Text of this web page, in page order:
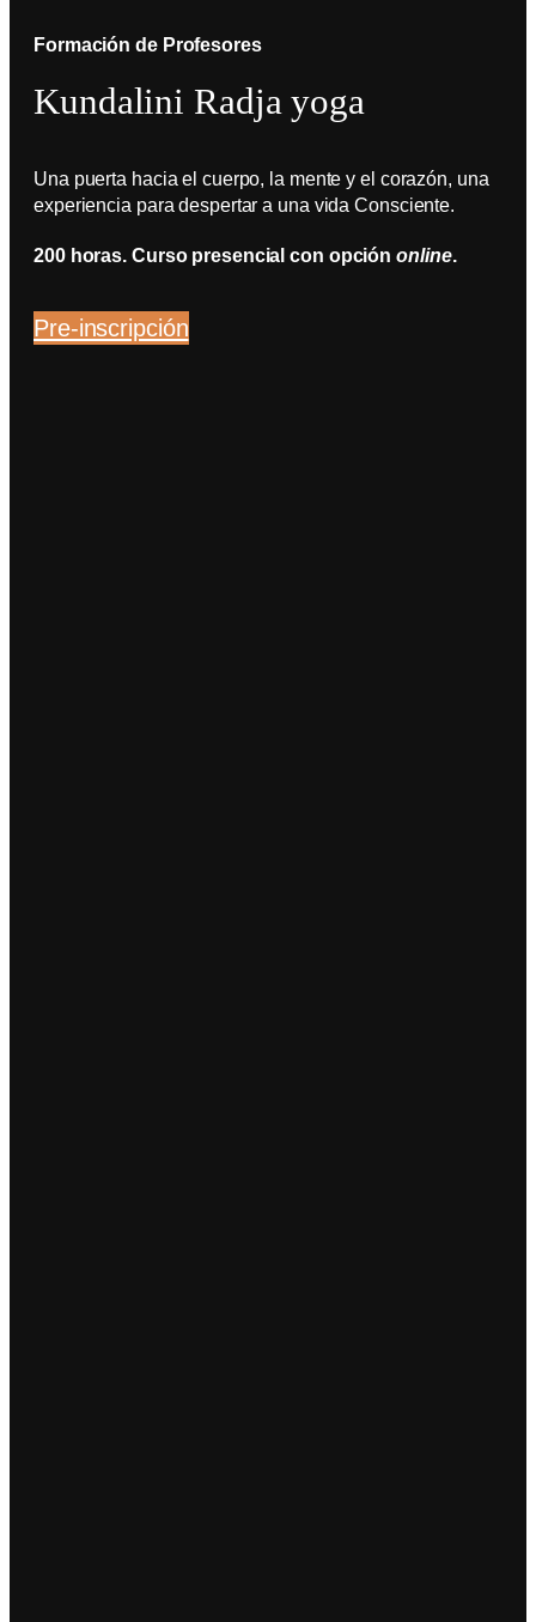
Formación de Profesores
Kundalini Radja yoga
Una puerta hacia el cuerpo, la mente y el corazón, una
experiencia para despertar a una vida Consciente.
200 horas. Curso presencial con opciónonline.
Pre-inscripción